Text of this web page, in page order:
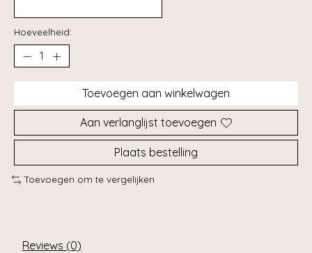
Hoeveelheid:
Toevoegen aan winkelwagen
Aan verlanglijst toevoegen
Plaats bestelling
Toevoegen om te vergelijken
Reviews (0)